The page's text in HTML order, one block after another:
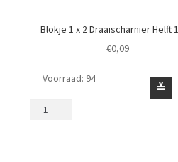
Blokje 1 x 2 Draaischarnier Helft
€0,09
Blokje
1
≚
Voorraad: 94